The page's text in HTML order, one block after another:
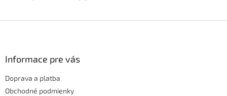
Informace pre vás
Doprava a platba
Obchodné podmienky